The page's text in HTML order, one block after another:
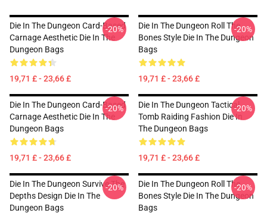
Die In The Dungeon Card-Based
Carnage Aesthetic Die In The
Dungeon Bags
19,71 £ - 23,66 £
-20%
Die In The Dungeon Roll The
Bones Style Die In The Dungeon
Bags
19,71 £ - 23,66 £
-20%
Die In The Dungeon Card-Based
Carnage Aesthetic Die In The
Dungeon Bags
19,71 £ - 23,66 £
-20%
Die In The Dungeon Tactical
Tomb Raiding Fashion Die In
The Dungeon Bags
19,71 £ - 23,66 £
-20%
Die In The Dungeon Survive The
Depths Design Die In The
Dungeon Bags
-20%
Die In The Dungeon Roll The
Bones Style Die In The Dungeon
Bags
-20%